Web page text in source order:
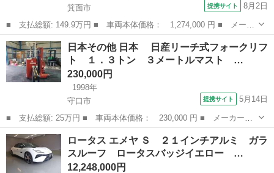
箕面市
提携サイト 8月2日
■ 支払総額: 149.9万円 ■ 車両本体価格： 1,274,000 円 ■ メーカ
ー名： フィアット ■ 車種名： ５００Ｃ ■ グレード名： ツイ
ンエア ラウンジ 禁煙車 純正ディスプレイオーディオ ＨＩＤヘ
ッドライ...
大阪 箕面市 その他
日本その他 日本 日産リーチ式フォークリフ
ト １．３トン ３メートルマスト …
230,000円
1998年
守口市
提携サイト 5月14日
■ 支払総額: 25万円 ■ 車両本体価格： 230,000 円 ■ メーカー
名： 日本その他 ■ 車種名： 日本 ■ グレード名： 日産リー
チ式フォークリフト １．３トン ３メートルマスト アワー３７５
７時間 ■ 排気...
大阪 守口市 その他
ロータス エメヤ Ｓ ２１インチアルミ ガラ
スルーフ ロータスバッジイエロー …
12,248,000円